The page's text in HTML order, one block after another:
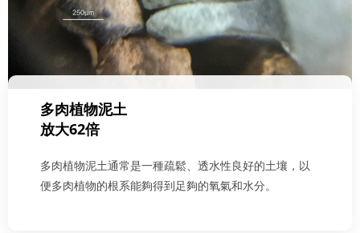
多肉植物泥土
放大62倍
多肉植物泥土通常是一種疏鬆、透水性良好的土壤，以
便多肉植物的根系能夠得到足夠的氧氣和水分。